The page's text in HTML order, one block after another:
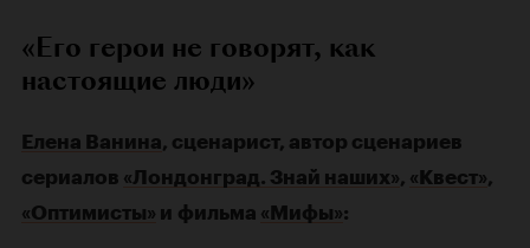
«Его герои не говорят, как
настоящие люди»
Елена Ванина, сценарист, автор сценариев
сериалов «Лондонград. Знай наших», «Квест»,
«Оптимисты» и фильма «Мифы»: